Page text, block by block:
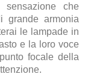
sensazione che
grande armonia
le lampade in
e la loro voce
focale della